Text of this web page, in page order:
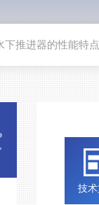
下推进器的性能特
技